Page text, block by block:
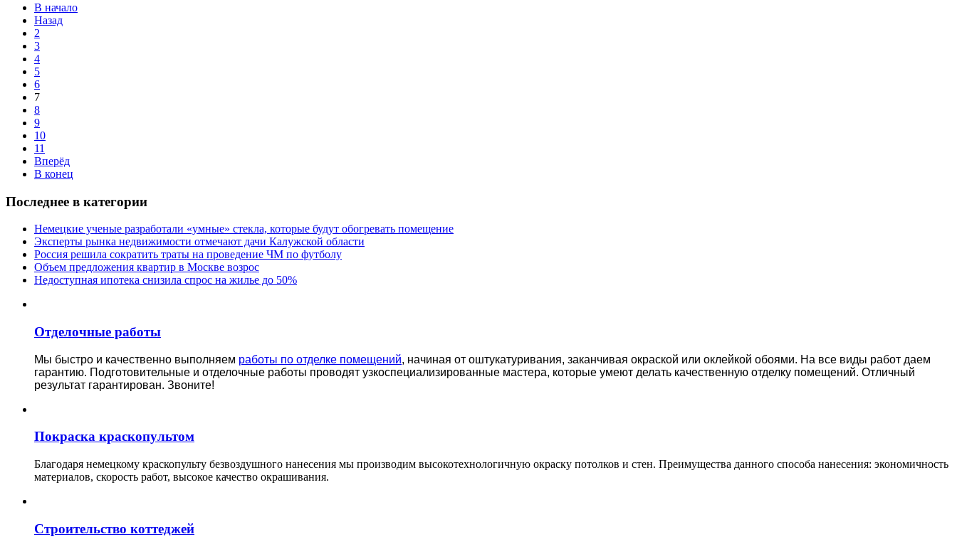
В начало
Назад
2
3
4
5
6
7
8
9
10
11
Вперёд
В конец
Последнее в категории
Немецкие ученые разработали «умные» стекла, которые будут обогревать помещение
Эксперты рынка недвижимости отмечают дачи Калужской области
Россия решила сократить траты на проведение ЧМ по футболу
Объем предложения квартир в Москве возрос
Недоступная ипотека снизила спрос на жилье до 50%
Отделочные работы
Мы быстро и качественно выполняем работы по отделке помещений, начиная от оштукатуривания, заканчивая окраской или оклейкой обоями. На все виды работ даем
гарантию. Подготовительные и отделочные работы проводят узкоспециализированные мастера, которые умеют делать качественную отделку помещений. Отличный
результат гарантирован. Звоните!
Покраска краскопультом
Благодаря немецкому краскопульту безвоздушного нанесения мы производим высокотехнологичную окраску потолков и стен. Преимущества данного способа нанесения: экономичность
материалов, скорость работ, высокое качество окрашивания.
Строительство коттеджей